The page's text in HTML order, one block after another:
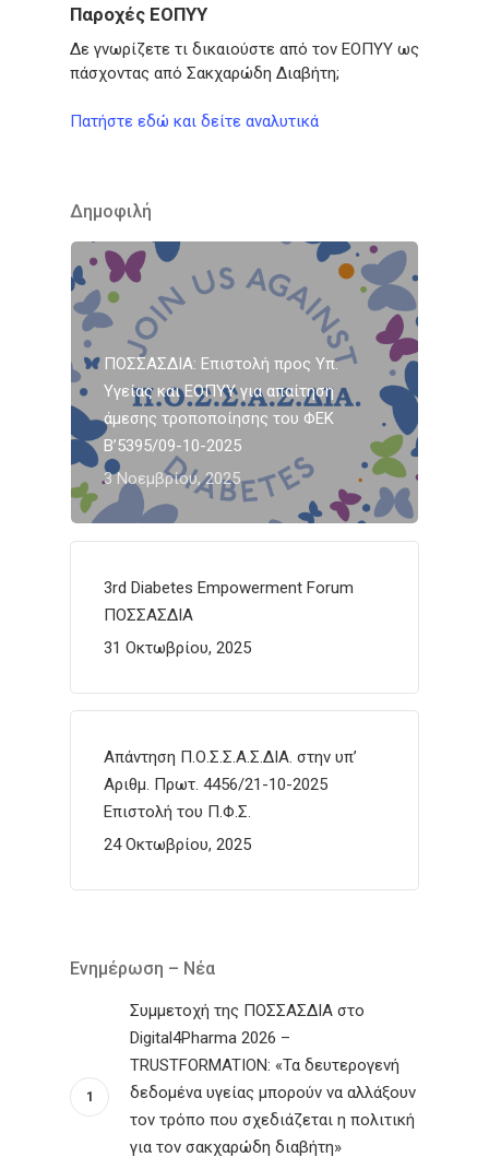
Παροχές ΕΟΠΥΥ
Δε γνωρίζετε τι δικαιούστε από τον ΕΟΠΥΥ ως
πάσχοντας από Σακχαρώδη Διαβήτη;
Πατήστε εδώ και δείτε αναλυτικά
Δημοφιλή
ΠΟΣΣΑΣΔΙΑ: Επιστολή προς Υπ.
Υγείας και ΕΟΠΥΥ για απαίτηση
άμεσης τροποποίησης του ΦΕΚ
Β’5395/09-10-2025
3 Νοεμβρίου, 2025
3rd Diabetes Empowerment Forum
ΠΟΣΣΑΣΔΙΑ
31 Οκτωβρίου, 2025
Απάντηση Π.Ο.Σ.Σ.Α.Σ.ΔΙΑ. στην υπ’
Αριθμ. Πρωτ. 4456/21-10-2025
Επιστολή του Π.Φ.Σ.
24 Οκτωβρίου, 2025
Ενημέρωση – Νέα
Συμμετοχή της ΠΟΣΣΑΣΔΙΑ στο
Digital4Pharma 2026 –
TRUSTFORMATION: «Τα δευτερογενή
δεδομένα υγείας μπορούν να αλλάξουν
τον τρόπο που σχεδιάζεται η πολιτική
για τον σακχαρώδη διαβήτη»